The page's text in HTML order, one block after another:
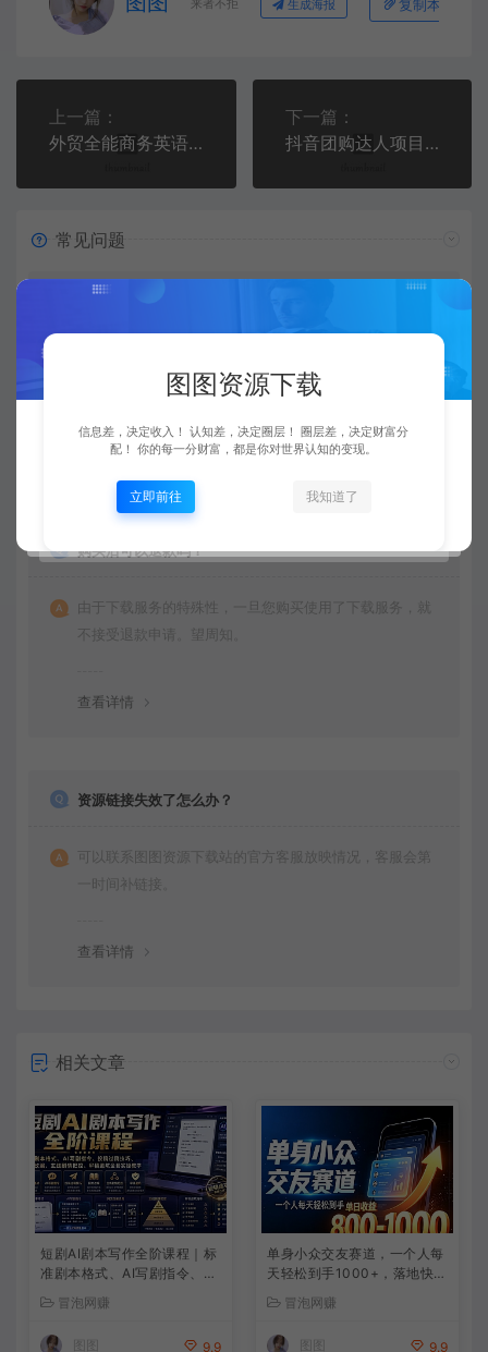
来者不拒 生成海报 复制本文链接
上一篇：
外贸全能商务英语课，学完=轻松谈生意+轻松拿订单
下一篇：
抖音团购达人项目，通过这个方式一天卖5万+【揭秘】
常见问题
资源是每天更新吗？
源码、模板等等资源。
查看详情
购买后可以退款吗？
由于下载服务的特殊性，一旦您购买使用了下载服务，就
不接受退款申请。望周知。
查看详情
资源链接失效了怎么办？
可以联系图图资源下载站的官方客服放映情况，客服会第
一时间补链接。
查看详情
相关文章
短剧AI剧本写作全阶课程｜标
准剧本格式、AI写剧指令、投
稿过稿技巧、网文改编、主线
剧情把控、审稿避坑全套实操
教学
冒泡网赚
9.9
单身小众交友赛道，一个人每
天轻松到手1000+，落地快、
见效稳【揭秘】
冒泡网赚
9.9
图图资源下载
信息差，决定收入！ 认知差，决定圈层！ 圈层差，决定财富分
配！ 你的每一分财富，都是你对世界认知的变现。
立即前往 我知道了